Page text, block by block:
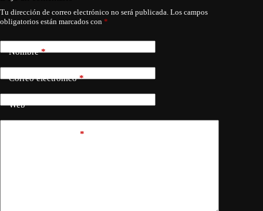
Tu dirección de correo electrónico no será publicada. Los campos
obligatorios están marcados con *
Nombre*
Correo electrónico*
Web
*